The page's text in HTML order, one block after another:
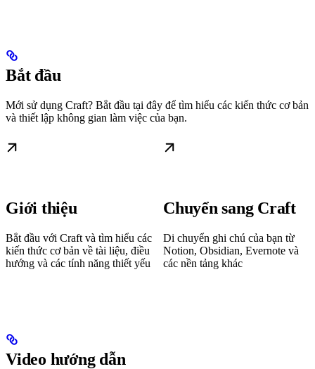
Bắt đầu
Mới sử dụng Craft? Bắt đầu tại đây để tìm hiểu các kiến thức cơ bản
và thiết lập không gian làm việc của bạn.
Giới thiệu
Bắt đầu với Craft và tìm hiểu các
kiến thức cơ bản về tài liệu, điều
hướng và các tính năng thiết yếu
Chuyển sang Craft
Di chuyển ghi chú của bạn từ
Notion, Obsidian, Evernote và
các nền tảng khác
Video hướng dẫn